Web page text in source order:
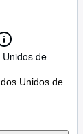
de
Unidos de